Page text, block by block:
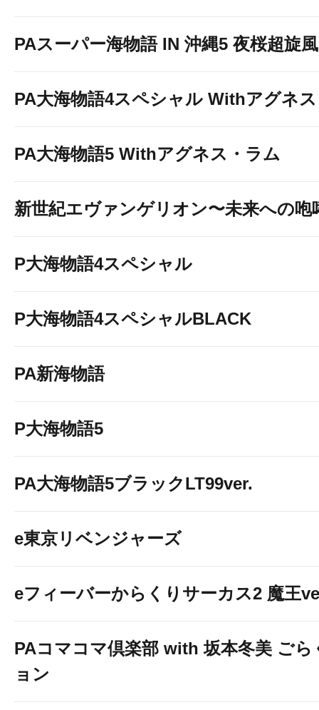
PAスーパー海物語 IN 沖縄5 夜桜超旋
PA大海物語4スペシャル Withアグネ
PA大海物語5 Withアグネス・ラム
新世紀エヴァンゲリオン〜未来への咆
P大海物語4スペシャル
P大海物語4スペシャルBLACK
PA新海物語
P大海物語5
PA大海物語5ブラックLT99ver.
e東京リベンジャーズ
eフィーバーからくりサーカス2 魔王
PAコマコマ倶楽部 with 坂本冬美 ごら
ョン